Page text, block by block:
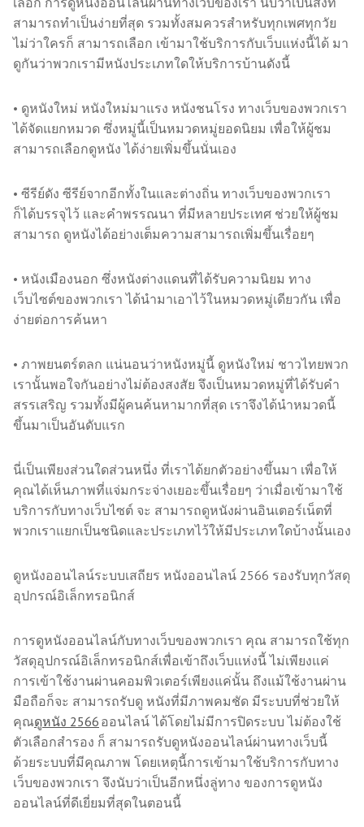
สามารถทำเป็นง่ายที่สุด รวมทั้งสมควรสำหรับทุกเพศทุกวัย
ไม่ว่าใครก็ สามารถเลือก เข้ามาใช้บริการกับเว็บแห่งนี้ได้ มา
ดูกันว่าพวกเรามีหนังประเภทใดให้บริการบ้านดังนี้
• ดูหนังใหม่ หนังใหม่มาแรง หนังชนโรง ทางเว็บของพวกเรา
ได้จัดแยกหมวด ซึ่งหมู่นี้เป็นหมวดหมู่ยอดนิยม เพื่อให้ผู้ชม
สามารถเลือกดูหนัง ได้ง่ายเพิ่มขึ้นนั่นเอง
• ซีรีย์ดัง ซีรีย์จากอีกทั้งในและต่างถิ่น ทางเว็บของพวกเรา
ก็ได้บรรจุไว้ และคำพรรณนา ที่มีหลายประเทศ ช่วยให้ผู้ชม
สามารถ ดูหนังได้อย่างเต็มความสามารถเพิ่มขึ้นเรื่อยๆ
• หนังเมืองนอก ซึ่งหนังต่างแดนที่ได้รับความนิยม ทาง
เว็บไซต์ของพวกเรา ได้นำมาเอาไว้ในหมวดหมู่เดียวกัน เพื่อ
ง่ายต่อการค้นหา
• ภาพยนตร์ตลก แน่นอนว่าหนังหมู่นี้ ดูหนังใหม่ ชาวไทยพวก
เรานั้นพอใจกันอย่างไม่ต้องสงสัย จึงเป็นหมวดหมู่ที่ได้รับคำ
สรรเสริญ รวมทั้งมีผู้คนค้นหามากที่สุด เราจึงได้นำหมวดนี้
ขึ้นมาเป็นอันดับแรก
นี่เป็นเพียงส่วนใดส่วนหนึ่ง ที่เราได้ยกตัวอย่างขึ้นมา เพื่อให้
คุณได้เห็นภาพที่แจ่มกระจ่างเยอะขึ้นเรื่อยๆ ว่าเมื่อเข้ามาใช้
บริการกับทางเว็บไซต์ จะ สามารถดูหนังผ่านอินเตอร์เน็ตที่
พวกเราแยกเป็นชนิดและประเภทไว้ให้มีประเภทใดบ้างนั้นเอง
ดูหนังออนไลน์ระบบเสถียร หนังออนไลน์ 2566 รองรับทุกวัสดุ
อุปกรณ์อิเล็กทรอนิกส์
การดูหนังออนไลน์กับทางเว็บของพวกเรา คุณ สามารถใช้ทุก
วัสดุอุปกรณ์อิเล็กทรอนิกส์เพื่อเข้าถึงเว็บแห่งนี้ ไม่เพียงแค่
การเข้าใช้งานผ่านคอมพิวเตอร์เพียงแค่นั้น ถึงแม้ใช้งานผ่าน
มือถือก็จะ สามารถรับดู หนังที่มีภาพคมชัด มีระบบที่ช่วยให้
คุณดูหนัง 2566 ออนไลน์ ได้โดยไม่มีการปิดระบบ ไม่ต้องใช้
ตัวเลือกสำรอง ก็ สามารถรับดูหนังออนไลน์ผ่านทางเว็บนี้
ด้วยระบบที่มีคุณภาพ โดยเหตุนี้การเข้ามาใช้บริการกับทาง
เว็บของพวกเรา จึงนับว่าเป็นอีกหนึ่งลู่ทาง ของการดูหนัง
ออนไลน์ที่ดีเยี่ยมที่สุดในตอนนี้